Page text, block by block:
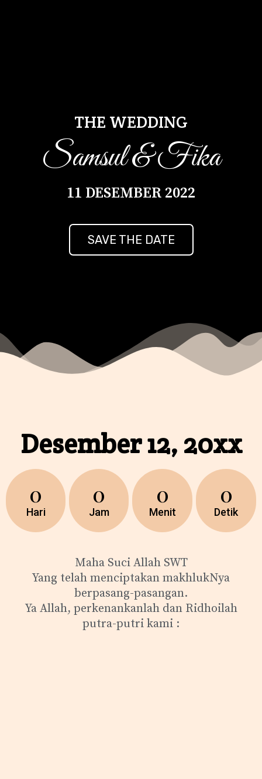
THE WEDDING
Samsul & Fika
11 DESEMBER 2022
SAVE THE DATE
Desember 12, 20xx
0
Hari
0
Jam
0
Menit
0
Detik
Maha Suci Allah SWT
Yang telah menciptakan makhlukNya
berpasang-pasangan.
Ya Allah, perkenankanlah dan Ridhoilah
putra-putri kami :